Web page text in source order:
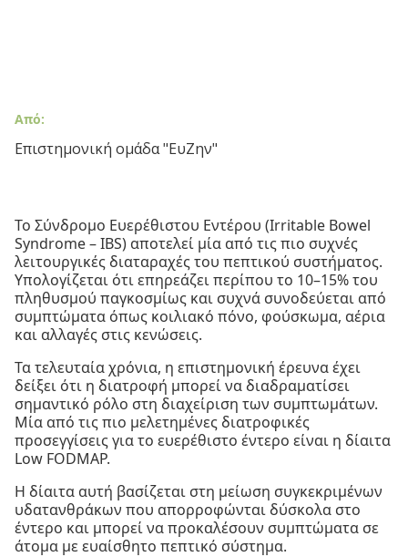
Από:
Επιστημονική ομάδα "ΕυΖην"
Το Σύνδρομο Ευερέθιστου Εντέρου (Irritable Bowel
Syndrome – IBS) αποτελεί μία από τις πιο συχνές
λειτουργικές διαταραχές του πεπτικού συστήματος.
Υπολογίζεται ότι επηρεάζει περίπου το 10–15% του
πληθυσμού παγκοσμίως και συχνά συνοδεύεται από
συμπτώματα όπως κοιλιακό πόνο, φούσκωμα, αέρια
και αλλαγές στις κενώσεις.
Τα τελευταία χρόνια, η επιστημονική έρευνα έχει
δείξει ότι η διατροφή μπορεί να διαδραματίσει
σημαντικό ρόλο στη διαχείριση των συμπτωμάτων.
Μία από τις πιο μελετημένες διατροφικές
προσεγγίσεις για το ευερέθιστο έντερο είναι η δίαιτα
Low FODMAP.
Η δίαιτα αυτή βασίζεται στη μείωση συγκεκριμένων
υδατανθράκων που απορροφώνται δύσκολα στο
έντερο και μπορεί να προκαλέσουν συμπτώματα σε
άτομα με ευαίσθητο πεπτικό σύστημα.